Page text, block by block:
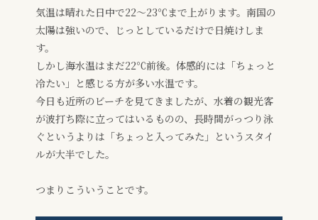
気温は晴れた日中で22〜23℃まで上がります。南国の
太陽は強いので、じっとしているだけで日焼けしま
す。
しかし海水温はまだ22℃前後。体感的には「ちょっと
冷たい」と感じる方が多い水温です。
今日も近所のビーチを見てきましたが、水着の観光客
が波打ち際に立ってはいるものの、長時間がっつり泳
ぐというよりは「ちょっと入ってみた」というスタイ
ルが大半でした。
つまりこういうことです。